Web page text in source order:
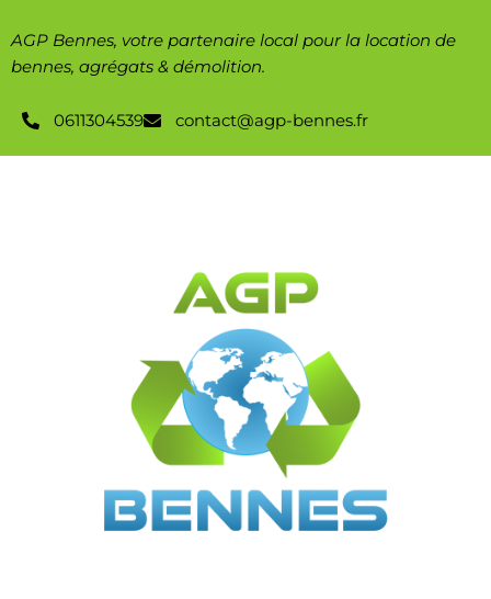
AGP Bennes, votre partenaire local pour la location de
bennes, agrégats & démolition.
0611304539 contact@agp-bennes.fr